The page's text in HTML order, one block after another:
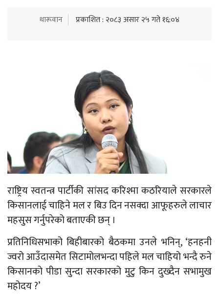
थारूवान प्रकाशित : २०८३ असार २५ गते १६:०४
राष्ट्रिय स्वतन्त्र पार्टीकी सांसद करिश्मा कठरियाले सरकारले
किसानलाई चाहिने मल र बिउ दिन नसक्दा आफूहरुले लाचार
महसुस गर्नुपरेको बताएकी छन् ।
प्रतिनिधिसभाको बिहीबारको बैठकमा उनले भनिन्, ‘हनहनी
ज्वरो आउँदासमेत सिटामोलभन्दा पहिले मल चाहियो भन्दै रुने
किसानको पीडा सुन्दा सरकारको मुटु किन दुख्दैन सभामुख
महोदय ?’